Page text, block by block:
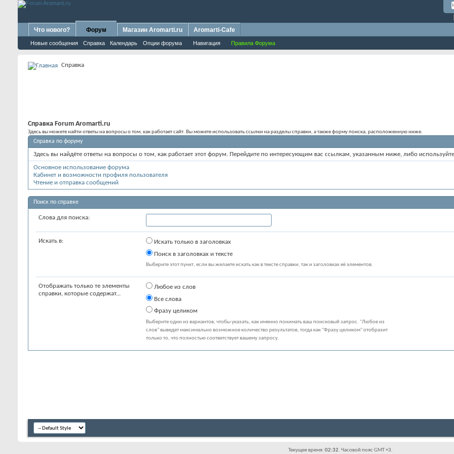
Что нового? Форум
Новые сообщения Справка Календарь Опции форума Навигация Правила Форума
Магазин Aromarti.ru Aromarti-Cafe
Справка
Справка Forum Aromarti.ru
Здесь вы можете найти ответы на вопросы о том, как работает сайт. Вы можете использовать ссылки на разделы справки, а также форму поиска, расположенную ниже.
Справка по форуму
Здесь вы найдёте ответы на вопросы о том, как работает этот форум. Перейдите по интересующим вас ссылкам, указанным ниже, либо
Основное использование форума
Кабинет и возможности профиля пользователя
Чтение и отправка сообщений
Поиск по справке
Слова для поиска:
Искать в:
Искать только в заголовках
Поиск в заголовках и тексте
Выберите этот пункт, если вы желаете искать как в тексте справки, так и заголовках её элементов.
Отображать только те элементы
справки, которые содержат...
Любое из слов
Все слова
Фразу целиком
Выберите один из вариантов, чтобы указать, как именно понимать ваш поисковый запрос. "Любое из
слов" выведет максимально возможное количество результатов, тогда как "Фразу целиком" отобразит
только то, что полностью соответствует вашему запросу.
Текущее время: 02:32. Часовой пояс GMT +3.